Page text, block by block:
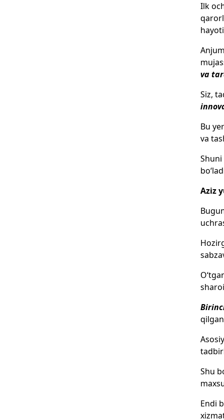
Ilk
va
Siz,
Bu
va
Aziz
Shu
Endi